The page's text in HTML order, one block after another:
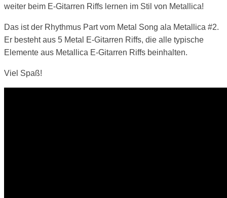
weiter beim E-Gitarren Riffs lernen im Stil von Metallica!
Das ist der Rhythmus Part vom Metal Song ala Metallica #2.
Er besteht aus 5 Metal E-Gitarren Riffs, die alle typische
Elemente aus Metallica E-Gitarren Riffs beinhalten.
Viel Spaß!